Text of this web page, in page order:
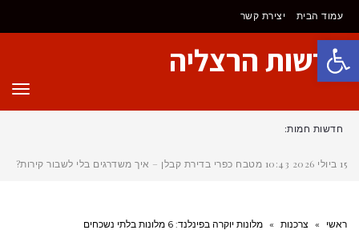
פתח סרגל נגישות
עמוד הבית יצירת קשר
חדשות הרצליה
חדשות חמות:
15 ביולי 2026 10:43 מטבח כפרי בדירת קבלן – איך משדרגים בלי לשבור קירות?
ראשי » צרכנות » מלונות יוקרה בפינלנד: 6 מלונות בלתי נשכחים